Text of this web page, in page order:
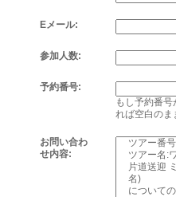
Eメール:
参加人数:
予約番号:
もし予約番
れば空白のま
お問い合わ
せ内容: